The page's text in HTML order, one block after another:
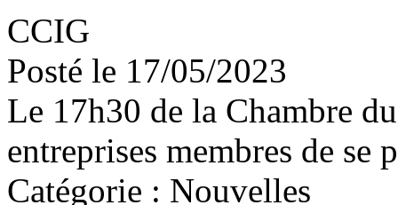
CCIG
Posté le 17/05/2023
Le 17h30 de la Chambre
entreprises membres de se
Catégorie : Nouvelles